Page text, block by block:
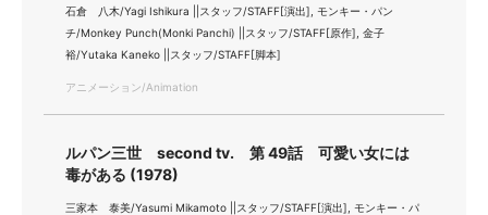
石倉 八木/Yagi Ishikura ||スタッフ/STAFF[演出], モンキー・パン
チ/Monkey Punch(Monki Panchi) ||スタッフ/STAFF[原作], 金子
裕/Yutaka Kaneko ||スタッフ/STAFF[脚本]
アニメーション/Animation
ルパン三世 second tv. 第 49話 可愛い女には
毒がある (1978)
三家本 泰美/Yasumi Mikamoto ||スタッフ/STAFF[演出], モンキー・パ